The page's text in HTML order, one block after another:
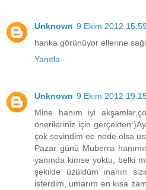
Unknown 9 Ekim 2012
harika görünüyor ellerine
Yanıtla
Unknown 9 Ekim 2012
Mine hanım iyi
önerileriniz için
çok sevindim ee nede olsa
Pazar günü Müberra
yanında kimse yoktu, belki
şekilde üzüldüm inanın
isterdim, umarım en kısa